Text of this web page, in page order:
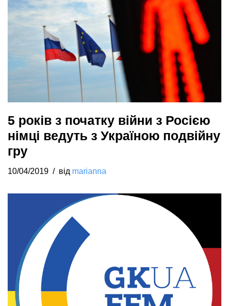
5 років з початку війни з Росією
німці ведуть з Україною подвійну
гру
10/04/2019 від marianna